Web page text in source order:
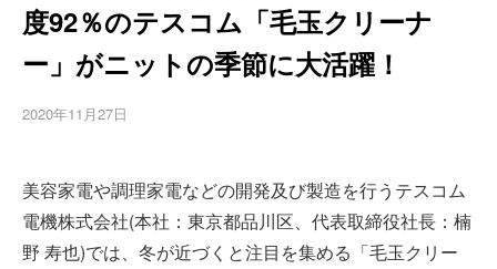
度92％のテスコム「毛玉クリーナ
ー」がニットの季節に大活躍！
2020年11月27日
美容家電や調理家電などの開発及び製造を行うテスコム
電機株式会社(本社：東京都品川区、代表取締役社長：楠
野 寿也)では、冬が近づくと注目を集める「毛玉クリー